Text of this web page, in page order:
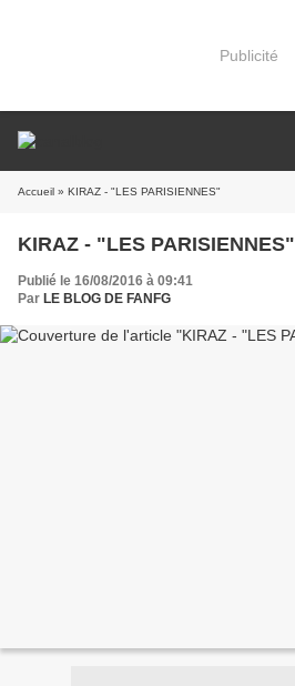
Publicité
Accueil » KIRAZ - "LES PARISIENNES"
KIRAZ - "LES PARISIENNES"
Publié le 16/08/2016 à 09:41
Par LE BLOG DE FANFG